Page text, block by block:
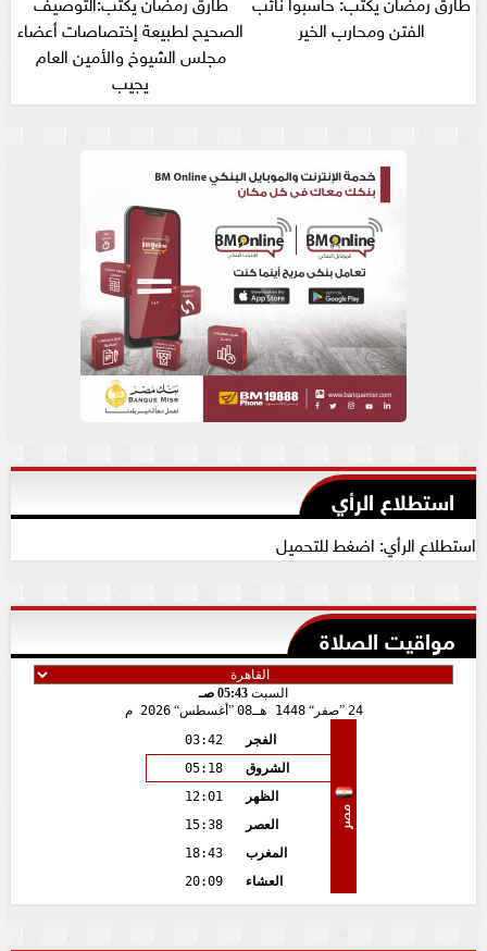
الفتن ومحارب الخير
الصحيح لطبيعة إختصاصات أعضاء
مجلس الشيوخ والأمين العام
يجيب
استطلاع الرأي
استطلاع الرأي: اضغط للتحميل
مواقيت الصلاة
السبت 05:43 صـ
24
صفر 1448 هـ 08 أغسطس 2026 م
مصر
الفجر
03:42
الشروق
05:18
الظهر
12:01
العصر
15:38
المغرب
18:43
العشاء
20:09